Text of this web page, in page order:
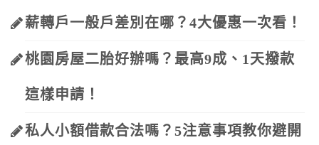
薪轉戶一般戶差別在哪？4大優惠一次看！
桃園房屋二胎好辦嗎？最高9成、1天撥款
這樣申請！
私人小額借款合法嗎？5注意事項教你避開